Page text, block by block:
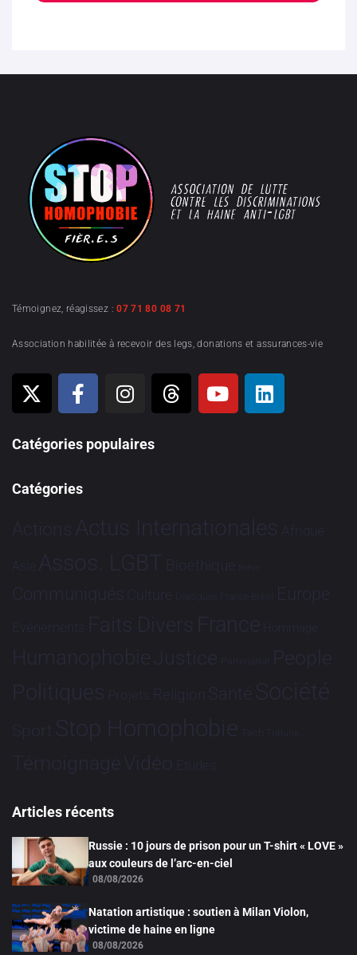
Témoignez, réagissez :07 71 80 08 71
Association habilitée à recevoir des legs, donations et assurances-vie
Catégories populaires
Catégories
Actions Actus Internationales Afrique
Asie Assos. LGBT Bioéthique Brève
Communiqués Culture Dialogues France-Brésil Europe
Evénements Faits Divers France Hommage
HumanophobieJustice Partenariat People
Politiques Projets Religion Santé Société
Sport Stop Homophobie Tech Tribune
TémoignageVidéo Études
Articles récents
Russie : 10 jours de prison pour un T-shirt « LOVE »
aux couleurs de l’arc-en-ciel
08/08/2026
Natation artistique : soutien à Milan Violon,
victime de haine en ligne
08/08/2026